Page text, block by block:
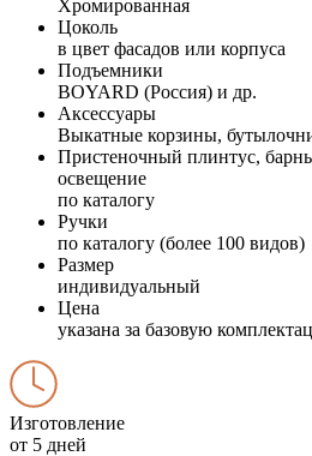
Хромированная
Цоколь
в цвет фасадов или корпуса
Подъемники
BOYARD (Россия) и др.
Аксессуары
Выкатные корзины,
Пристеночный плинтус,
освещение
по каталогу
Ручки
по каталогу (более 100 видов)
Размер
индивидуальный
Цена
указана за базовую
Изготовление
от 5 дней